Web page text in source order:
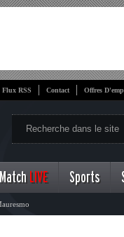
Flux RSS Contact Offres
Match LIVE Sports